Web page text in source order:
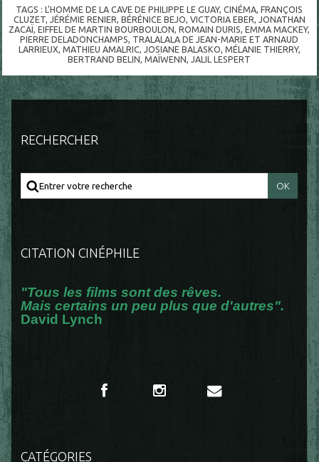
TAGS :L'HOMME DE LA CAVE DE PHILIPPE LE GUAY,CINÉMA,FRANÇOIS
CLUZET, JÉRÉMIE RENIER, BÉRÉNICE BEJO, VICTORIA EBER, JONATHAN
ZACAÏ,EIFFEL DE MARTIN BOURBOULON,ROMAIN DURIS,EMMA MACKEY,
PIERRE DELADONCHAMPS, TRALALALA DE JEAN-MARIE ET ARNAUD
LARRIEUX, MATHIEU AMALRIC, JOSIANE BALASKO, MÉLANIE THIERRY,
BERTRAND BELIN,MAÏWENN,JALIL LESPERT
RECHERCHER
CITATION CINÉPHILE
"Tous les films sont des rêves.
Mais certains un peu plus que d'autres".
David Lynch
CATÉGORIES